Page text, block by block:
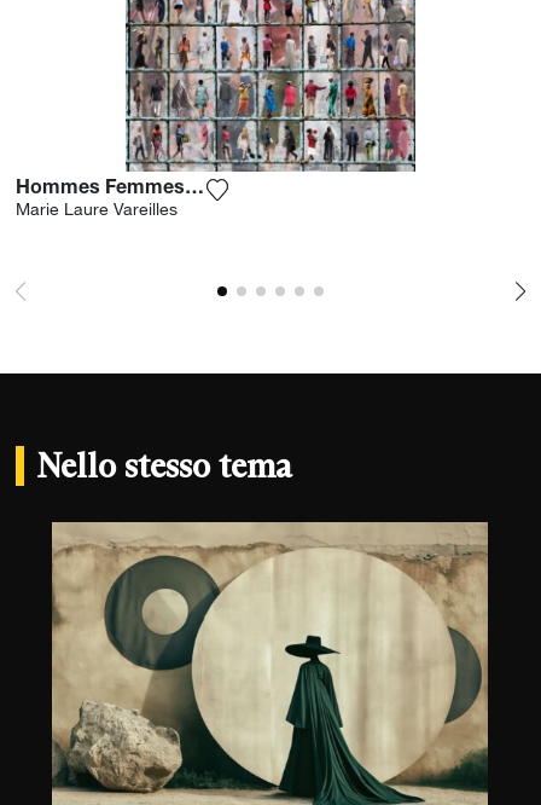
Hommes Femmes Tous Differents
Marie Laure Vareilles
Nello stesso tema